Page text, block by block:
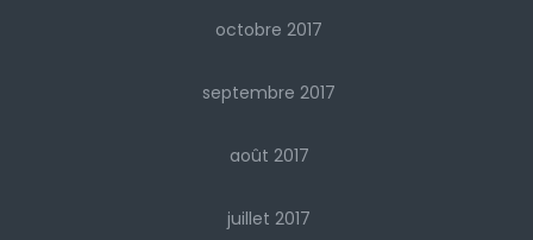
octobre 2017
septembre 2017
août 2017
juillet 2017